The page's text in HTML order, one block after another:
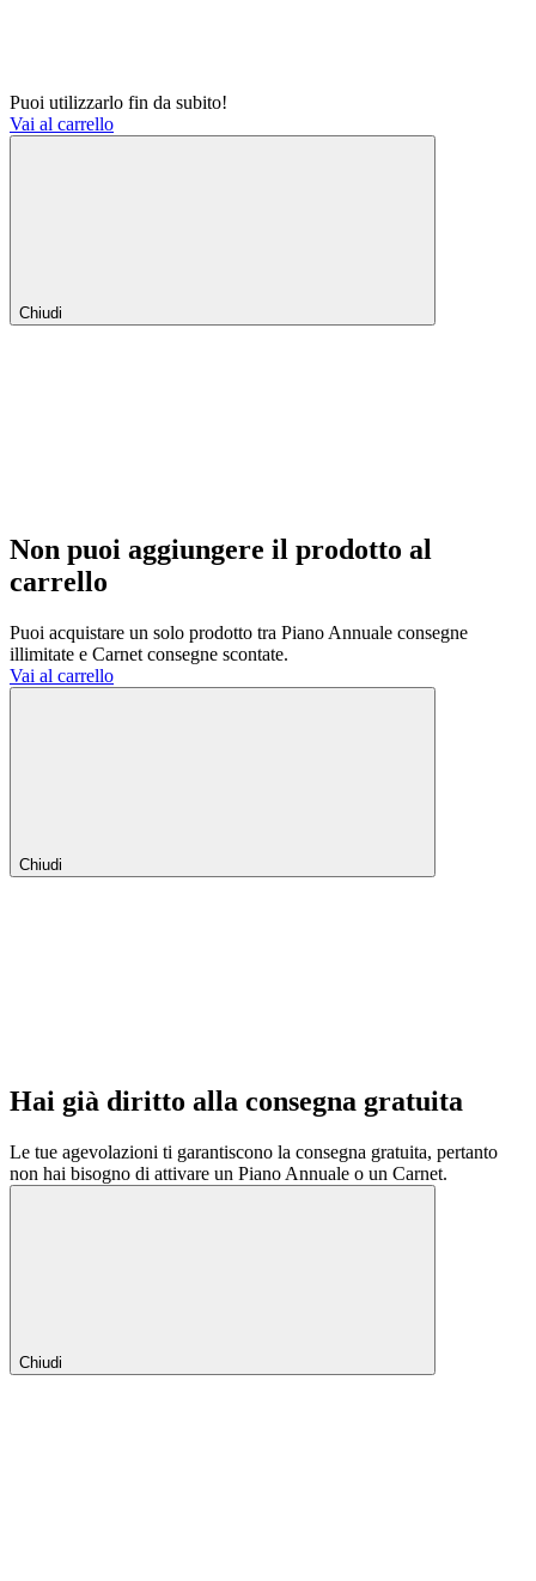
Puoi utilizzarlo fin da subito!
Vai al carrello
Chiudi
Non puoi aggiungere il prodotto al
carrello
Puoi acquistare un solo prodotto tra Piano Annuale consegne
illimitate e Carnet consegne scontate.
Vai al carrello
Chiudi
Hai già diritto alla consegna gratuita
Le tue agevolazioni ti garantiscono la consegna gratuita, pertanto
non hai bisogno di attivare un Piano Annuale o un Carnet.
Chiudi